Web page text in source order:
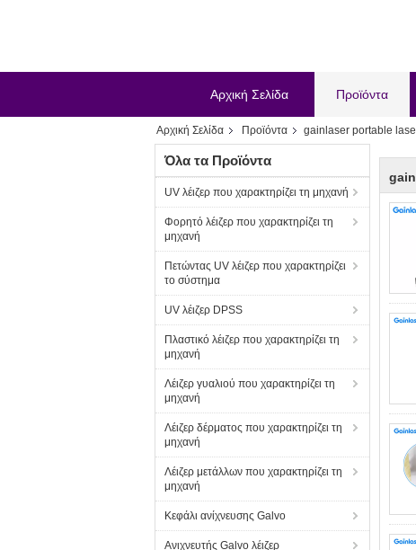
Αρχική Σελίδα Προϊόντα
Αρχική Σελίδα Προϊόντα gainlaser portable
Όλα τα Προϊόντα
UV λέιζερ που χαρακτηρίζει τη μηχανή
Φορητό λέιζερ που χαρακτηρίζει τη
μηχανή
Πετώντας UV λέιζερ που χαρακτηρίζει
το σύστημα
UV λέιζερ DPSS
Πλαστικό λέιζερ που χαρακτηρίζει τη
μηχανή
Λέιζερ γυαλιού που χαρακτηρίζει τη
μηχανή
Λέιζερ δέρματος που χαρακτηρίζει τη
μηχανή
Λέιζερ μετάλλων που χαρακτηρίζει τη
μηχανή
Κεφάλι ανίχνευσης Galvo
Ανιχνευτής Galvo λέιζερ